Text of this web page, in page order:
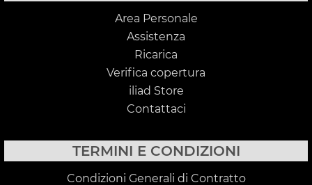
Area Personale
Assistenza
Ricarica
Verifica copertura
iliad Store
Contattaci
TERMINI E CONDIZIONI
Condizioni Generali di Contratto